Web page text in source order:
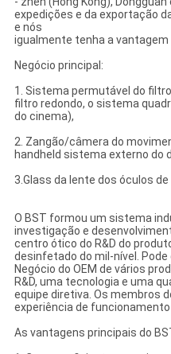
expedições e da exportação
e nós
igualmente tenha a vantagem
Negócio principal:
1. Sistema permutável do
filtro redondo, o sistema
do cinema),
2. Zangão/câmera do
handheld sistema externo do
3.Glass da lente dos óculos de
O BST formou um sistema
investigação e
centro ótico do R&D do
desinfetado do mil-nível. Pode
Negócio do OEM de vários
R&D, uma tecnologia e uma
equipe diretiva. Os membros
experiência de
As vantagens principais do